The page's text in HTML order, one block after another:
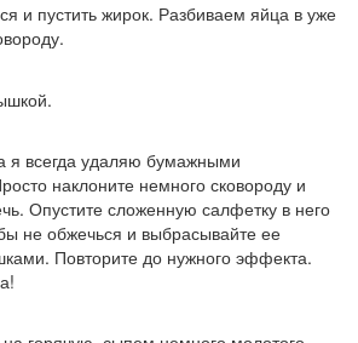
и пустить жирок. Разбиваем яйца в уже
я всегда удаляю бумажными
наклоните немного сковороду и
Опустите сложенную салфетку в него
не обжечься и выбрасывайте ее
Повторите до нужного эффекта.